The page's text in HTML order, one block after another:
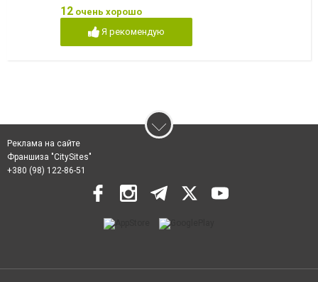
12 очень хорошо
Я рекомендую
Реклама на сайте
Франшиза "CitySites"
+380 (98) 122-86-51